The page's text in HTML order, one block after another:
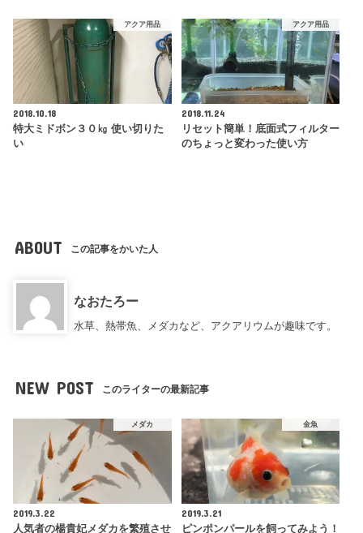
アクア用品
2018.10.18
特大ミドボン３０㎏ 使い切りた
い
アクア用品
2018.11.24
リセット簡単！底面式フィルター
のちょっと変わった使い方
ABOUT この記事をかいた人
なおたろー
水草、熱帯魚、メダカなど、アクアリウムが趣味です。
NEW POST このライターの最新記事
メダカ
2019.3.22
人気者の楊貴妃メダカを繁殖させ
金魚
2019.3.21
ピンポンパールを飼ってみよう！